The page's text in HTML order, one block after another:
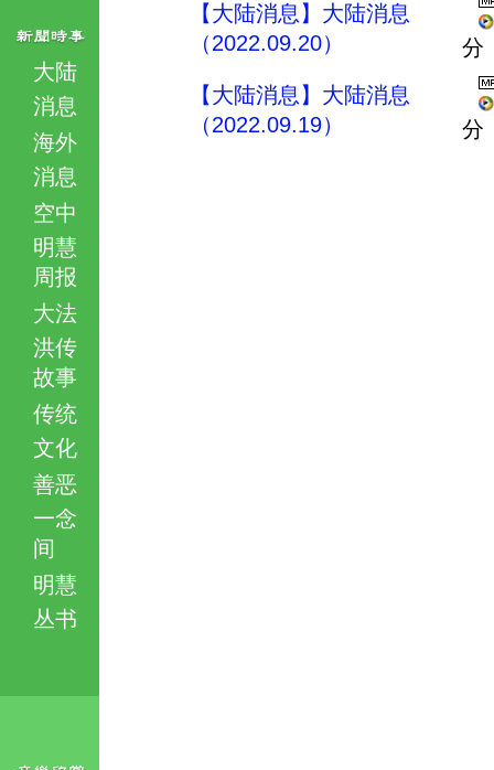
大陆
消息
海外
消息
空中
明慧
周报
大法
洪传
故事
传统
文化
善恶
一念
间
明慧
丛书
【大陆消息】大陆消息
（2022.09.20）
分
【大陆消息】大陆消息
（2022.09.19）
分